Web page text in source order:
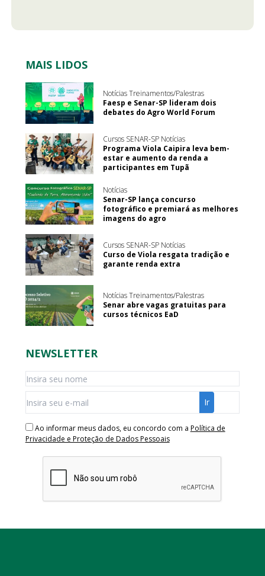
MAIS LIDOS
Notícias Treinamentos/Palestras
Faesp e Senar-SP lideram dois
debates do Agro World Forum
Cursos SENAR-SP Notícias
Programa Viola Caipira leva bem-
estar e aumento da renda a
participantes em Tupã
Notícias
Senar-SP lança concurso
fotográfico e premiará as melhores
imagens do agro
Cursos SENAR-SP Notícias
Curso de Viola resgata tradição e
garante renda extra
Notícias Treinamentos/Palestras
Senar abre vagas gratuitas para
cursos técnicos EaD
NEWSLETTER
Ao informar meus dados, eu concordo com a Política de
Privacidade e Proteção de Dados Pessoais